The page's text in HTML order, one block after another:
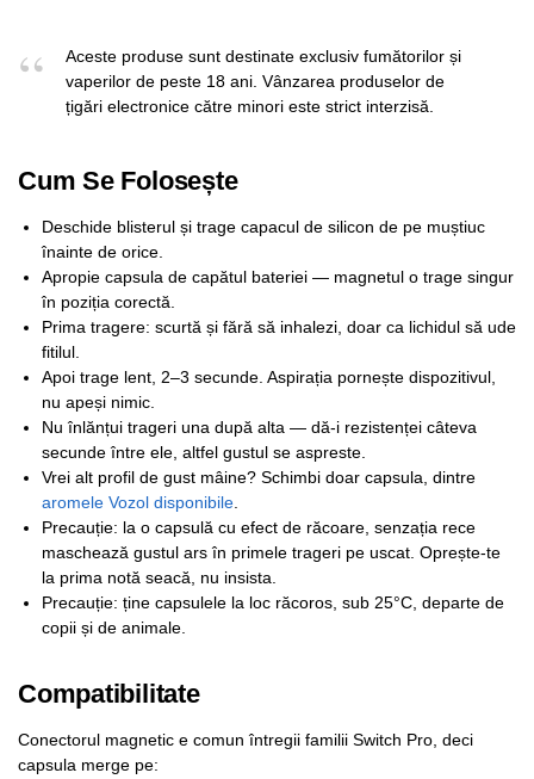
Aceste produse sunt destinate exclusiv fumătorilor și
vaperilor de peste 18 ani. Vânzarea produselor de
țigări electronice către minori este strict interzisă.
Cum Se Folosește
Deschide blisterul și trage capacul de silicon de pe muștiuc
înainte de orice.
Apropie capsula de capătul bateriei — magnetul o trage singur
în poziția corectă.
Prima tragere: scurtă și fără să inhalezi, doar ca lichidul să ude
fitilul.
Apoi trage lent, 2–3 secunde. Aspirația pornește dispozitivul,
nu apeși nimic.
Nu înlănțui trageri una după alta — dă-i rezistenței câteva
secunde între ele, altfel gustul se aspreste.
Vrei alt profil de gust mâine? Schimbi doar capsula, dintre
aromele Vozol disponibile
Precauție: la o capsulă cu efect de răcoare, senzația rece
maschează gustul ars în primele trageri pe uscat. Oprește-te
la prima notă seacă, nu insista.
Precauție: ține capsulele la loc răcoros, sub 25°C, departe de
copii și de animale.
Compatibilitate
Conectorul magnetic e comun întregii familii Switch Pro, deci
capsula merge pe: